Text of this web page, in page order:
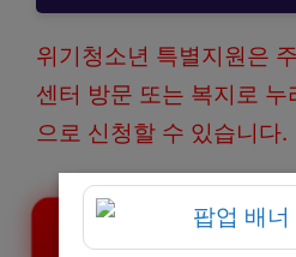
위기청소년 특별지원은
센터 방문 또는 복지로 누
으로 신청할 수 있습니다.
위기청소년 특별